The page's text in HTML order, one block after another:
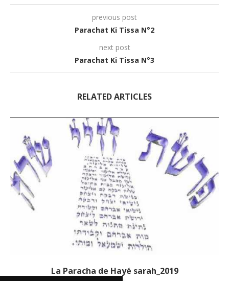
previous post
Parachat Ki Tissa N°2
next post
Parachat Ki Tissa N°3
RELATED ARTICLES
La Paracha de Hayé sarah_2019